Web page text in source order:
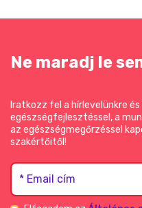
Ne maradj le
Iratkozz fel a hírlevelünkre
egészségfejlesztéssel, a
az egészségmegőrzéssel
szakértőitől!
* Email cím